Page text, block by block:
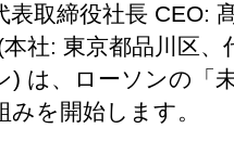
表取締役社長 CEO:
社: 東京都品川区
) は、ローソンの「
みを開始します。